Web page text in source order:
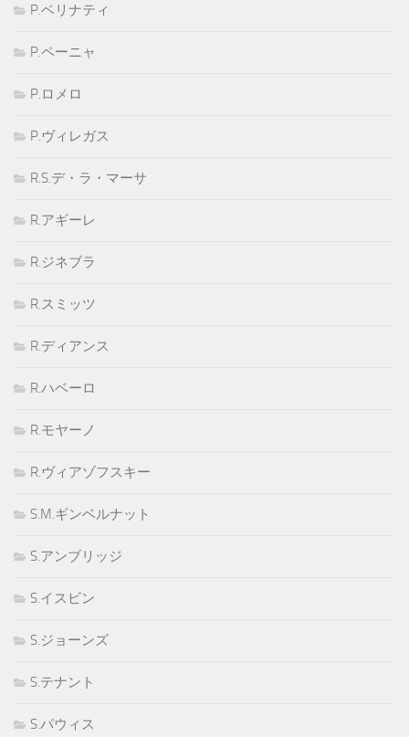
P.ベリナティ
P.ペーニャ
P.ロメロ
P.ヴィレガス
R.S.デ・ラ・マーサ
R.アギーレ
R.ジネブラ
R.スミッツ
R.ディアンス
R.ハベーロ
R.モヤーノ
R.ヴィアゾフスキー
S.M.ギンベルナット
S.アンブリッジ
S.イスビン
S.ジョーンズ
S.テナント
S.パウィス